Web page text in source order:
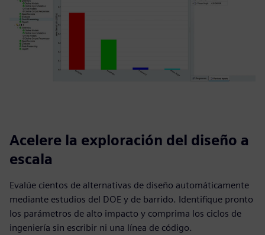
Acelere la exploración del diseño a
escala
Evalúe cientos de alternativas de diseño automáticamente
mediante estudios del DOE y de barrido. Identifique pronto
los parámetros de alto impacto y comprima los ciclos de
ingeniería sin escribir ni una línea de código.